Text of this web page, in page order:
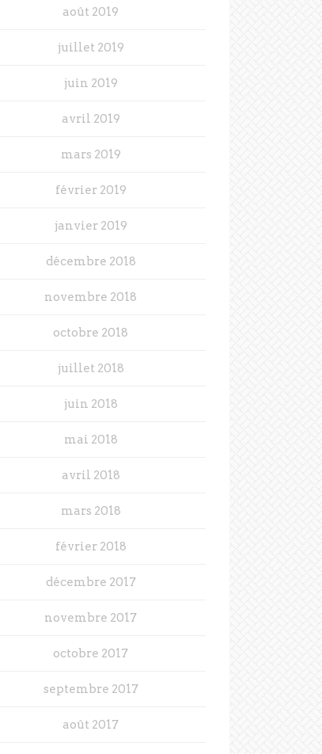
août 2019
juillet 2019
juin 2019
avril 2019
mars 2019
février 2019
janvier 2019
décembre 2018
novembre 2018
octobre 2018
juillet 2018
juin 2018
mai 2018
avril 2018
mars 2018
février 2018
décembre 2017
novembre 2017
octobre 2017
septembre 2017
août 2017